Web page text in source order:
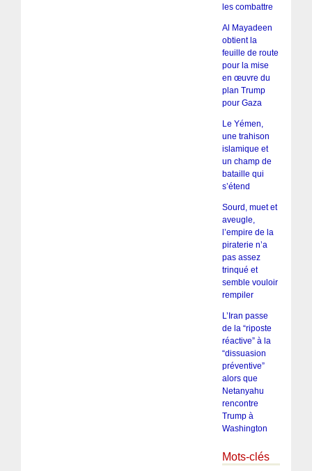
les combattre
Al Mayadeen
obtient la
feuille de route
pour la mise
en œuvre du
plan Trump
pour Gaza
Le Yémen,
une trahison
islamique et
un champ de
bataille qui
s’étend
Sourd, muet et
aveugle,
l’empire de la
piraterie n’a
pas assez
trinqué et
semble vouloir
rempiler
L’Iran passe
de la “riposte
réactive” à la
“dissuasion
préventive”
alors que
Netanyahu
rencontre
Trump à
Washington
Mots-clés